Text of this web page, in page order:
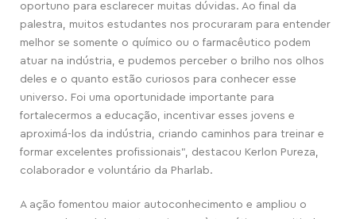
oportuno para esclarecer muitas dúvidas. Ao final da
palestra, muitos estudantes nos procuraram para entender
melhor se somente o químico ou o farmacêutico podem
atuar na indústria, e pudemos perceber o brilho nos olhos
deles e o quanto estão curiosos para conhecer esse
universo. Foi uma oportunidade importante para
fortalecermos a educação, incentivar esses jovens e
aproximá-los da indústria, criando caminhos para treinar e
formar excelentes profissionais”, destacou Kerlon Pureza,
colaborador e voluntário da Pharlab.
A ação fomentou maior autoconhecimento e ampliou o